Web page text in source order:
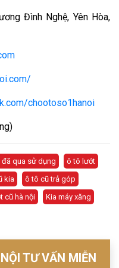
Đình Nghệ, Yên Hòa,
chootoso1hanoi
qua sử dụng
ô tô lướt
kia
ô tô cũ trả góp
cũ hà nội
Kia máy xăng
TƯ VẤN MIỄN